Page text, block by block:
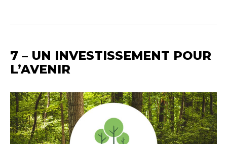
7 – UN INVESTISSEMENT POUR
L’AVENIR